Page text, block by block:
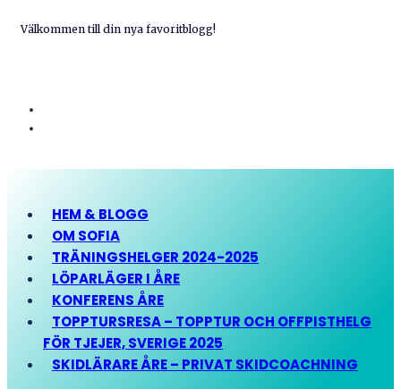
Välkommen till din nya favoritblogg!
HEM & BLOGG
OM SOFIA
TRÄNINGSHELGER 2024-2025
LÖPARLÄGER I ÅRE
KONFERENS ÅRE
TOPPTURSRESA – TOPPTUR OCH OFFPISTHELG
FÖR TJEJER, SVERIGE 2025
SKIDLÄRARE ÅRE – PRIVAT SKIDCOACHNING